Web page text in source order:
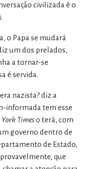
civilizada é o
o Papa se mudará
um dos prelados,
a tornar-se
é servida.
nazista? diz a
informada tem esse
Timeso terá, com
governo dentro de
de Estado,
que